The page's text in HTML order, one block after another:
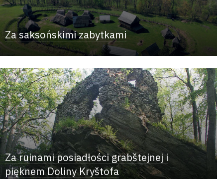
Za saksońskimi zabytkami
Za ruinami posiadłości grabštejnej i
pięknem Doliny Kryštofa